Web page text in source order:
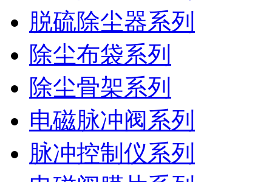
脱硫除尘器系列
除尘布袋系列
除尘骨架系列
电磁脉冲阀系列
脉冲控制仪系列